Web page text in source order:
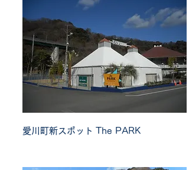
愛川町新スポット The PARK